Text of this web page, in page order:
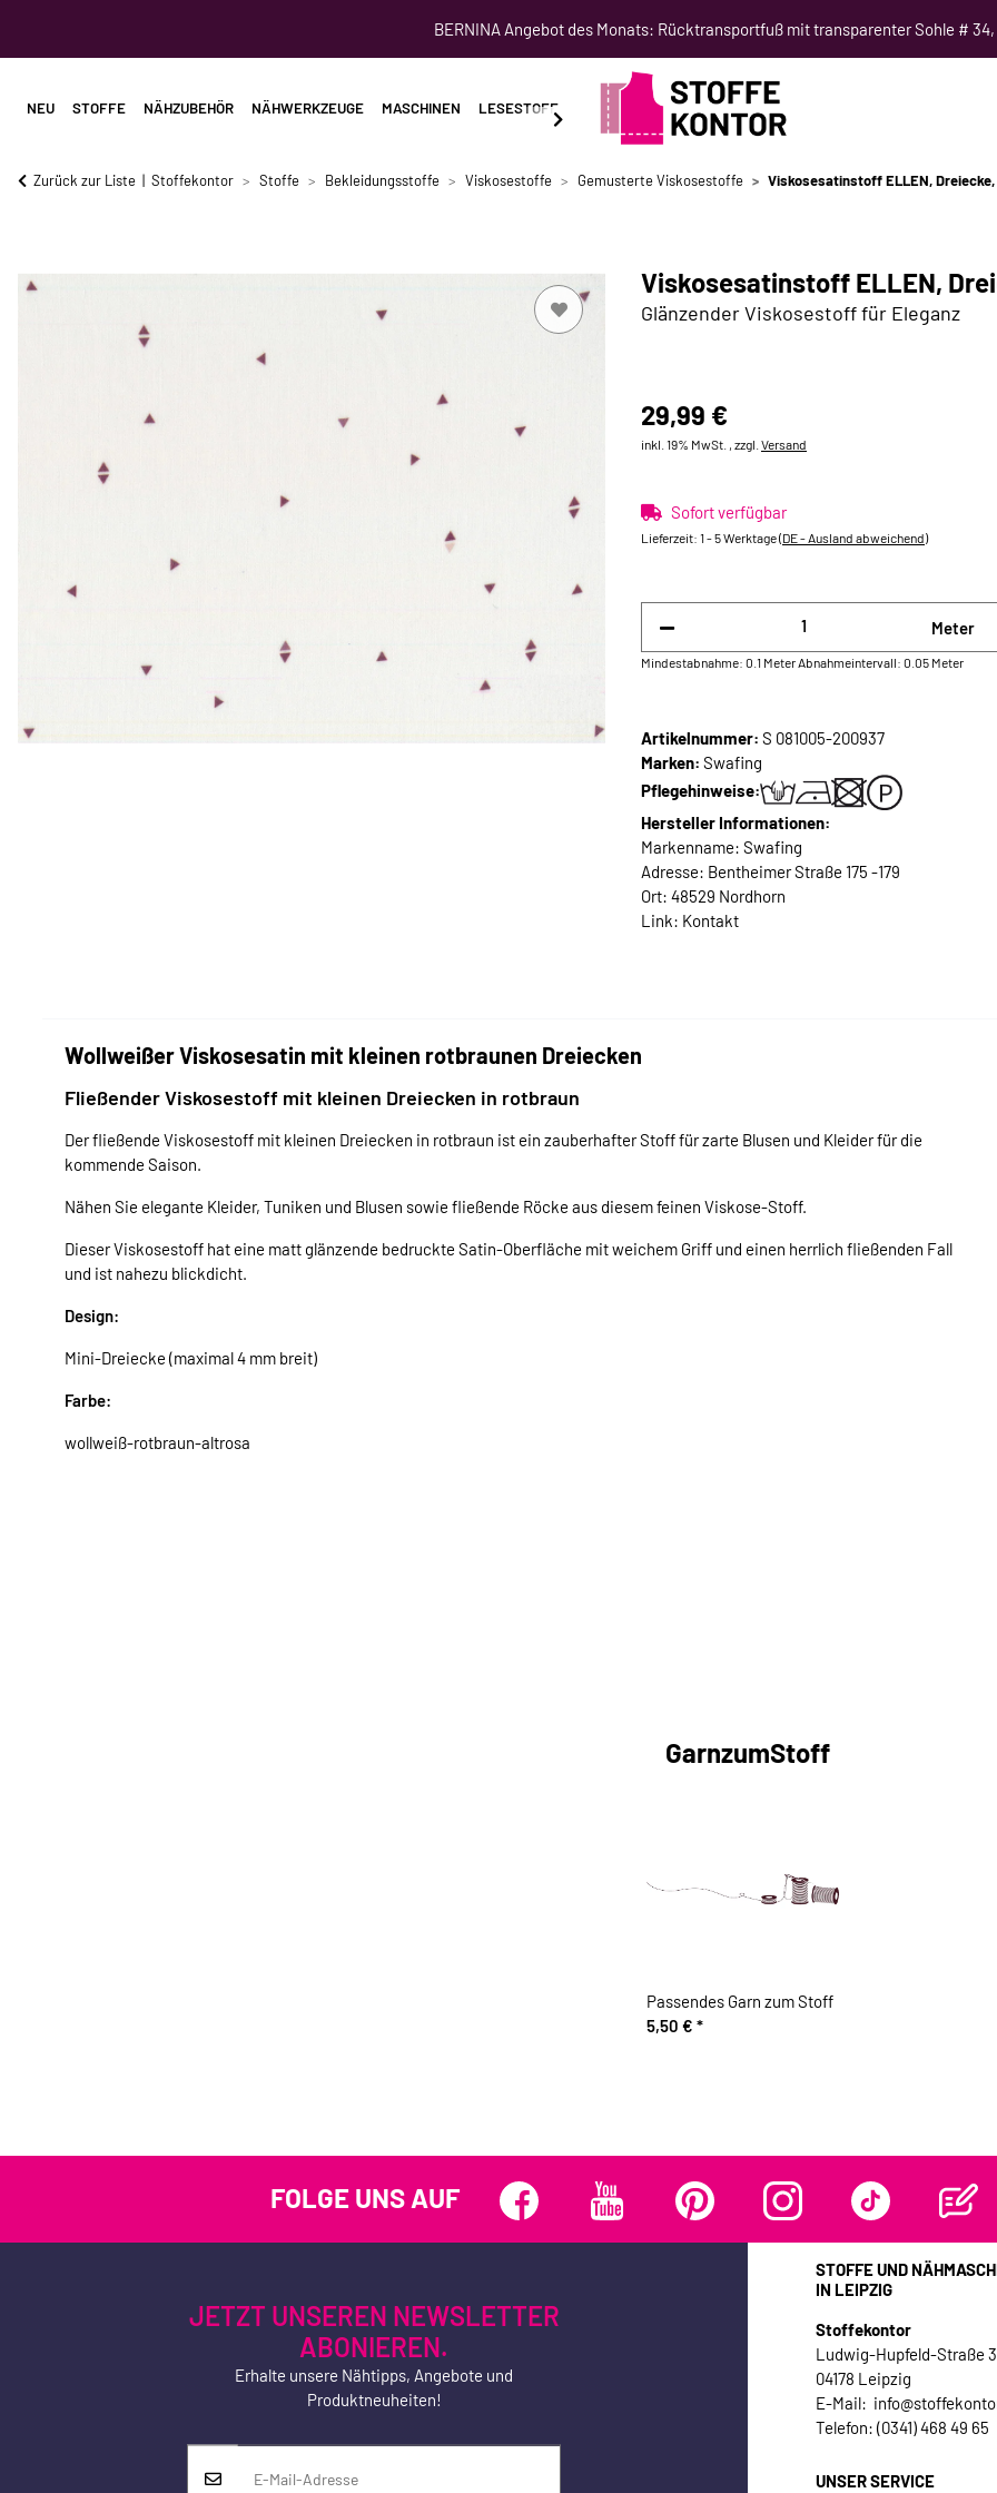
BERNINA Angebot des Monats: Rücktransportfuß mit transparenter Sohle # 34,
NEU STOFFE NÄHZUBEHÖR NÄHWERKZEUGE MASCHINEN LESESTOFF SCHNITTMUSTER NÄHKURSE
Zurück zur Liste Stoffekontor Stoffe Bekleidungsstoffe Viskosestoffe Gemusterte Viskosestoffe Viskosesatinstoff ELLEN,
Viskosesatinstoff ELLEN,
Glänzender Viskosestoff für Eleganz
29,99 €
inkl. 19% MwSt. , zzgl. Versand
Sofort verfügbar
Lieferzeit: 1 - 5 Werktage(DE - Ausland abweichend)
Meter
Mindestabnahme: 0.1 MeterAbnahmeintervall: 0.05 Meter
Artikelnummer: S 081005-200937
Marken: Swafing
Pflegehinweise:
Hersteller Informationen:
Markenname: Swafing
Adresse: Bentheimer Straße 175 -179
Ort: 48529 Nordhorn
Link: Kontakt
Wollweißer Viskosesatin mit kleinen rotbraunen Dreiecken
Fließender Viskosestoff mit kleinen Dreiecken in rotbraun
Der fließende Viskosestoff mit kleinen Dreiecken in rotbraun ist ein zauberhafter Stoff für zarte Blusen und Kleider für die
kommende Saison.
Nähen Sie elegante Kleider, Tuniken und Blusen sowie fließende Röcke aus diesem feinen Viskose-Stoff.
Dieser Viskosestoff hat eine matt glänzende bedruckte Satin-Oberfläche mit weichem Griff und einen herrlich fließenden Fall
und ist nahezu blickdicht.
Design:
Mini-Dreiecke (maximal 4 mm breit)
Farbe:
wollweiß-rotbraun-altrosa
GarnzumStoff
Passendes Garn zum Stoff
5,50 € *
FOLGE UNS AUF
JETZT UNSEREN NEWSLETTER
ABONIEREN.
Erhalte unsere Nähtipps, Angebote und
Produktneuheiten!
STOFFE UND
IN LEIPZIG
Stoffekontor
Ludwig-Hupfeld-Straße
04178 Leipzig
E-Mail:
Telefon: (0341) 468 49 65
UNSER SERVICE